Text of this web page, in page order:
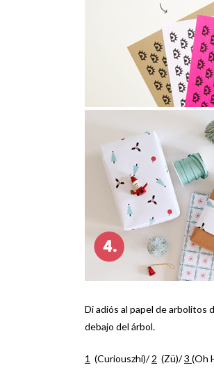
Di adiós al papel de arbolitos
debajo del árbol.
1 (Curiouszhi)/2 (Zü)/3 (Oh